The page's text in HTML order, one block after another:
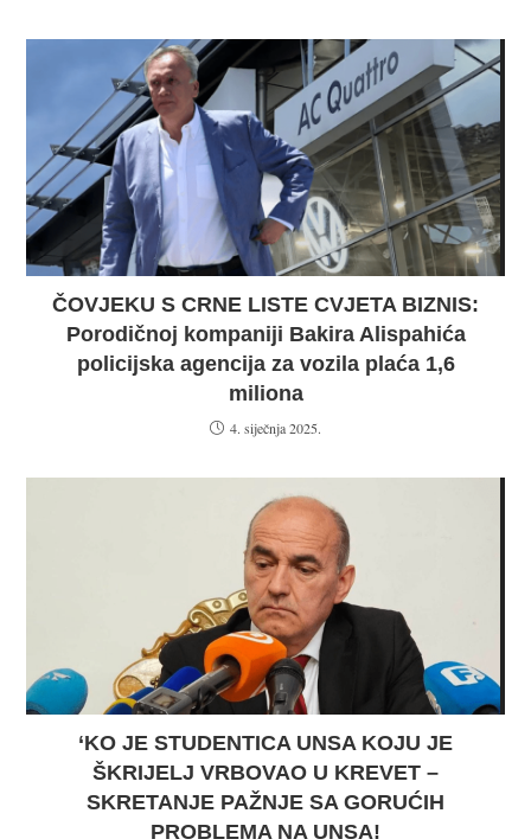
ČOVJEKU S CRNE LISTE CVJETA BIZNIS:
Porodičnoj kompaniji Bakira Alispahića
policijska agencija za vozila plaća 1,6
miliona
4. siječnja 2025.
‘KO JE STUDENTICA UNSA KOJU JE
ŠKRIJELJ VRBOVAO U KREVET –
SKRETANJE PAŽNJE SA GORUĆIH
PROBLEMA NA UNSA!